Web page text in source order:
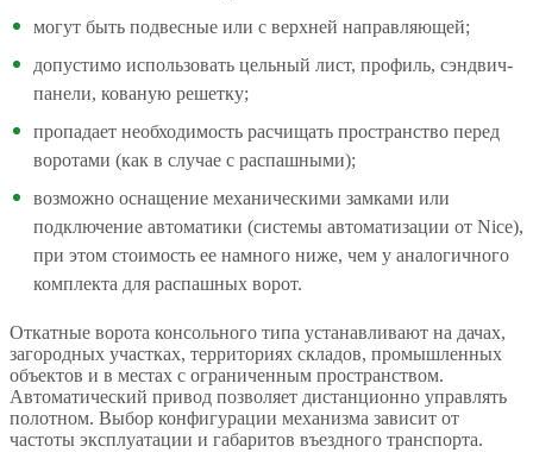
могут быть подвесные или с верхней направляющей;
допустимо использовать цельный лист, профиль, сэндвич-
панели, кованую решетку;
пропадает необходимость расчищать пространство перед
воротами (как в случае с распашными);
возможно оснащение механическими замками или
подключение автоматики (системы автоматизации от Nice),
при этом стоимость ее намного ниже, чем у аналогичного
комплекта для распашных ворот.
Откатные ворота консольного типа устанавливают на дачах,
загородных участках, территориях складов, промышленных
объектов и в местах с ограниченным пространством.
Автоматический привод позволяет дистанционно управлять
полотном. Выбор конфигурации механизма зависит от
частоты эксплуатации и габаритов въездного транспорта.